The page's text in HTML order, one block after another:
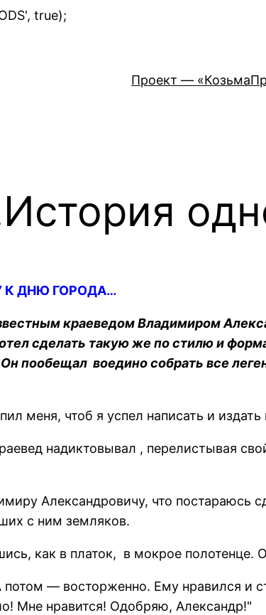
true);
Проект —
К ДНЮ ГОРОДА…
краеведом Владимиром
сделать такую же по стилю и
пообещал воедино собрать все
меня, чтоб я успел написать и
надиктовывал , перелистывая
Александровичу, что постараюсь
с ним земляков.
как в платок, в мокрое полотенце.
— восторженно. Ему нравился и
Мне нравится! Одобряю, Александр!"